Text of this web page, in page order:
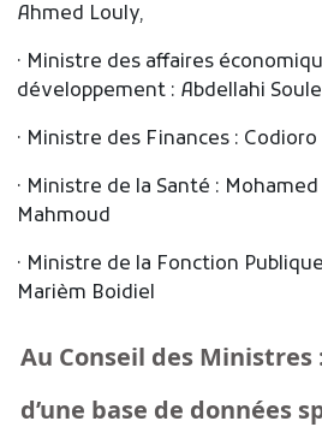
Ahmed Louly,
· Ministre des affaires
développement : Abdellahi
· Ministre des Finances : Codioro
· Ministre de la Santé :
Mahmoud
· Ministre de la Fonction
Marièm Boidiel
Au Conseil des Ministres
d’une base de données